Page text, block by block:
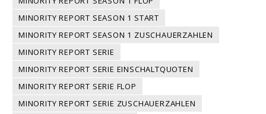
MINORITY REPORT SEASON 1 START
MINORITY REPORT SEASON 1 ZUSCHAUERZAHLEN
MINORITY REPORT SERIE
MINORITY REPORT SERIE EINSCHALTQUOTEN
MINORITY REPORT SERIE FLOP
MINORITY REPORT SERIE ZUSCHAUERZAHLEN